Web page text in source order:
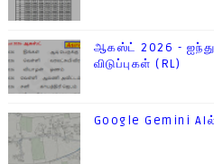
ஆகஸ்ட் 2026 -
விடுப்புகள் (RL)
Google Gemini